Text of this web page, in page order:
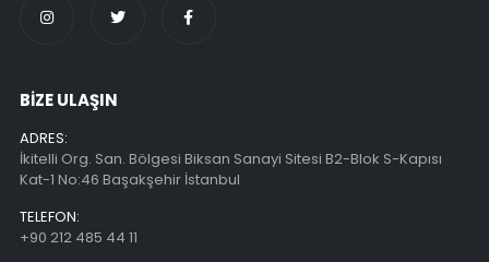
BİZE ULAŞIN
ADRES:
İkitelli Org. San. Bölgesi Biksan Sanayi Sitesi B2-Blok S-Kapısı
Kat-1 No:46 Başakşehir İstanbul
TELEFON:
+90 212 485 44 11